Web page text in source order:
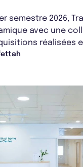
semestre 2026,
avec une
réalisées
à 1,38 Md€....